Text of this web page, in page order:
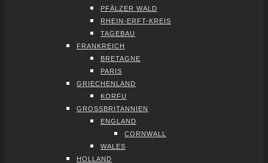
PFÄL­ZER WALD
RHEIN-ERFT-KREIS
TAGE­BAU
FRANK­REICH
BRE­TA­GNE
PARIS
GRIE­CHEN­LAND
KOR­FU
GROSS­BRI­TAN­NI­EN
ENG­LAND
CORN­WALL
WALES
HOL­LAND